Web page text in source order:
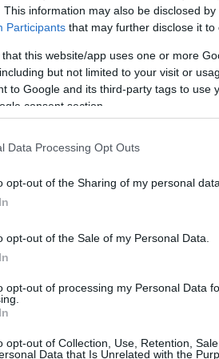
This information may also be disclosed
Participants that may further disclose it to
that this website/app uses one or more
but not limited to your visit or
to Google and its third-party tags to use
consent section.
Data Processing Opt Outs
opt-out of the Sharing of my personal data.
opt-out of the Sale of my Personal Data.
opt-out of processing my Personal Data
opt-out of Collection, Use, Retention,
Data that Is Unrelated with the
By Eurohoops
team/
Auf dem EuroLeague-
für den FC Bayern
und der deutsche Meister
seinen negativen Lauf von
EuroLeague.
von Head Coach Oliver
die Nummer 10 lieferte 26
der erfolgreichste Punkte-
28:43 Spielminuten noch